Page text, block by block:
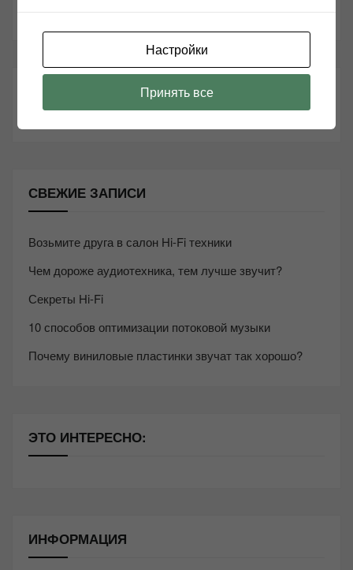
Youtube
СВЕЖИЕ ЗАПИСИ
Возьмите друга в салон Hi-Fi техники
Чем дороже аудиотехника, тем лучше звучит?
Секреты Hi-Fi
10 способов оптимизации потоковой музыки
Почему виниловые пластинки звучат так хорошо?
ЭТО ИНТЕРЕСНО:
ИНФОРМАЦИЯ
Настройки
Принять все